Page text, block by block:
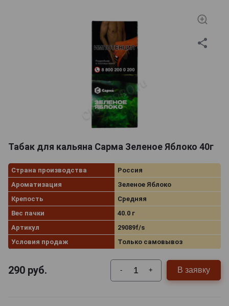
Табак для кальяна Сарма Зеленое Яблоко 40г
Страна производства
Россия
Ароматизация
Зеленое Яблоко
Крепость
Средняя
Вес пачки
40.0 г
Артикул
29089f/s
Условия продаж
Только самовывоз
290 руб. - + В заявку